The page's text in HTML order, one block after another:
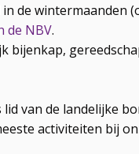
de
de NBV.
van de landelijke
activiteiten bij